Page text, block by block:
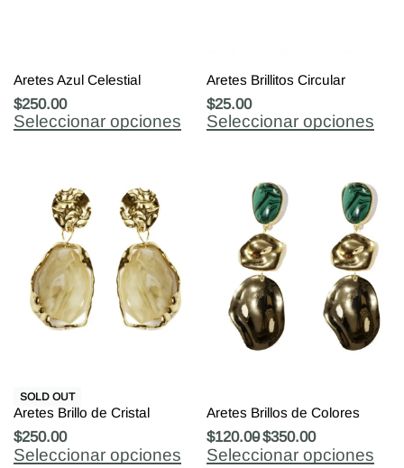
Aretes Azul Celestial
$250.00
Seleccionar opciones
Aretes Brillitos Circular
$25.00
Seleccionar opciones
SOLD OUT
Aretes Brillo de Cristal
$250.00
Seleccionar opciones
Aretes Brillos de Colores
$120.00$350.00
Seleccionar opciones